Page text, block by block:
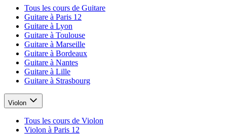
Tous les cours de Guitare
Guitare à Paris 12
Guitare à Lyon
Guitare à Toulouse
Guitare à Marseille
Guitare à Bordeaux
Guitare à Nantes
Guitare à Lille
Guitare à Strasbourg
Violon
Tous les cours de Violon
Violon à Paris 12